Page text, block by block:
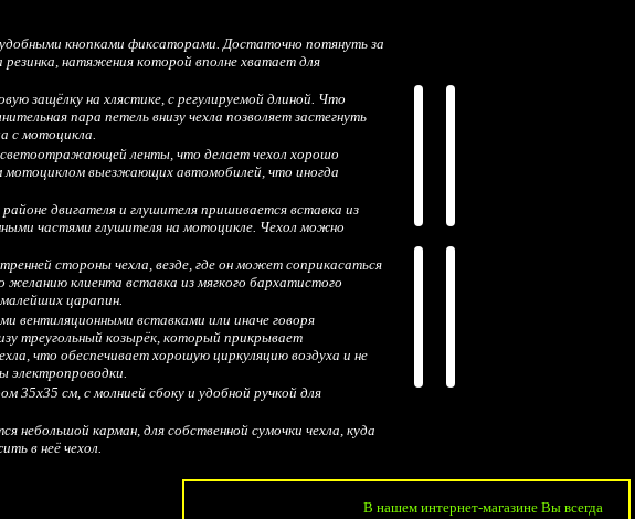
кнопками фиксаторами. Достаточно потянуть за
натяжения которой вполне хватает для
защёлку на хлястике, с регулируемой длиной. Что
пара петель внизу чехла позволяет застегнуть
с мотоцикла.
ленты, что делает чехол хорошо
мотоциклом выезжающих автомобилей, что иногда
двигателя и глушителя пришивается вставка из
частями глушителя на мотоцикле. Чехол можно
стороны чехла, везде, где он может соприкасаться
клиента вставка из мягкого бархатистого
царапин.
вставками или иначе говоря
треугольный козырёк, который прикрывает
что обеспечивает хорошую циркуляцию воздуха и не
электропроводки.
35х35 см, с молнией сбоку и удобной ручкой для
небольшой карман, для собственной сумочки чехла, куда
в неё чехол.
В нашем интернет-магазине Вы всегда